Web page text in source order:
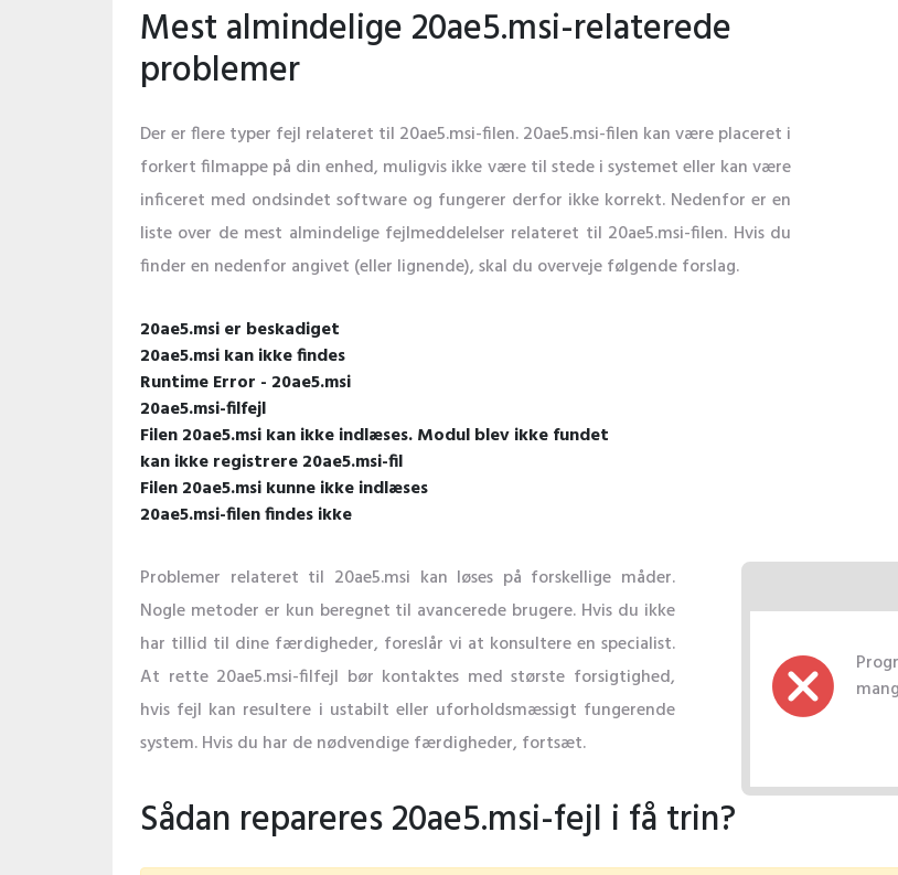
Mest almindelige 20ae5.msi-relaterede
problemer
Der er flere typer fejl relateret til 20ae5.msi-filen. 20ae5.msi-filen kan være placeret i
forkert filmappe på din enhed, muligvis ikke være til stede i systemet eller kan være
inficeret med ondsindet software og fungerer derfor ikke korrekt. Nedenfor er en
liste over de mest almindelige fejlmeddelelser relateret til 20ae5.msi-filen. Hvis du
finder en nedenfor angivet (eller lignende), skal du overveje følgende forslag.
20ae5.msi er beskadiget
20ae5.msi kan ikke findes
Runtime Error - 20ae5.msi
20ae5.msi-filfejl
Filen 20ae5.msi kan ikke indlæses. Modul blev ikke fundet
kan ikke registrere 20ae5.msi-fil
Filen 20ae5.msi kunne ikke indlæses
20ae5.msi-filen findes ikke
Problemer relateret til 20ae5.msi kan løses på forskellige måder.
Nogle metoder er kun beregnet til avancerede brugere. Hvis du ikke
har tillid til dine færdigheder, foreslår vi at konsultere en specialist.
At rette 20ae5.msi-filfejl bør kontaktes med største forsigtighed,
hvis fejl kan resultere i ustabilt eller uforholdsmæssigt fungerende
system. Hvis du har de nødvendige færdigheder, fortsæt.
Sådan repareres 20ae5.msi-fejl i få trin?